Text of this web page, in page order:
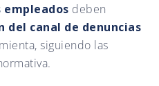
empleados deben
del canal de denuncias
siguiendo las